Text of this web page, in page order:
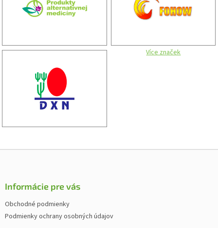
Více značek
Z
Informácie pre vás
Obchodné podmienky
Podmienky ochrany osobných údajov